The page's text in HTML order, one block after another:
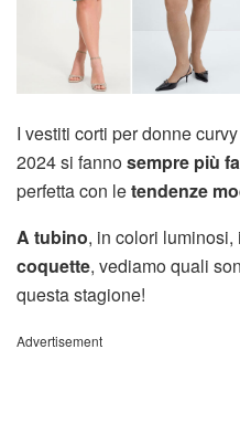
I vestiti corti per donne
2024 si fannosempre più
perfetta con letendenze
A tubino, in colori luminosi,
coquette, vediamo quali
questa stagione!
Advertisement